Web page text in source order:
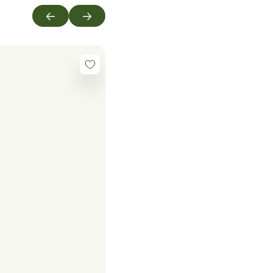
Précédent Suivant